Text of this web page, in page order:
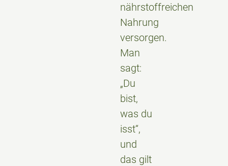
nährstoffreichen
Nahrung
versorgen.
Man
sagt:
„Du
bist,
was du
isst“,
und
das gilt